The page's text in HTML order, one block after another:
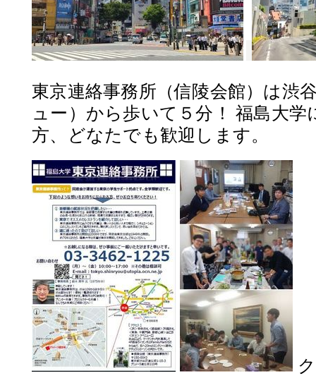
東京連絡事務所（信陵会館）は渋
ュー）から歩いて５分！ 福島大学
方、どなたでも歓迎します。